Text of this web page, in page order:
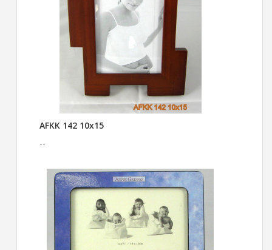
AFKK 142 10x15
--